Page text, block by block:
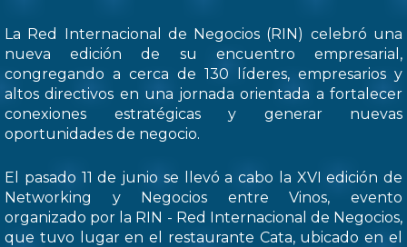
La Red Internacional de Negocios (RIN) celebró una
nueva edición de su encuentro empresarial,
congregando a cerca de 130 líderes, empresarios y
altos directivos en una jornada orientada a fortalecer
conexiones estratégicas y generar nuevas
oportunidades de negocio.
El pasado 11 de junio se llevó a cabo la XVI edición de
Networking y Negocios entre Vinos, evento
organizado por la RIN - Red Internacional de Negocios,
que tuvo lugar en el restaurante Cata, ubicado en el